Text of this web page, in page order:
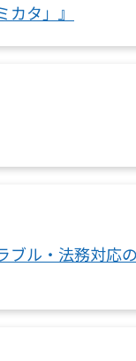
タ」』
ル・法務対応